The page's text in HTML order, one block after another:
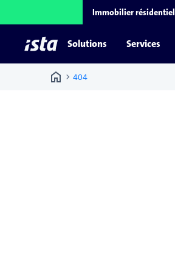
Immobilier résidentiel
Solutions Services
home chevron_right 404